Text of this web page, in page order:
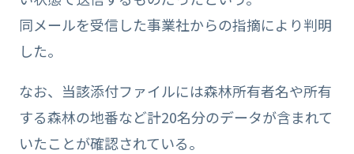
同メールを受信した事業社からの指摘により判明
した。
なお、当該添付ファイルには森林所有者名や所有
する森林の地番など計20名分のデータが含まれて
いたことが確認されている。